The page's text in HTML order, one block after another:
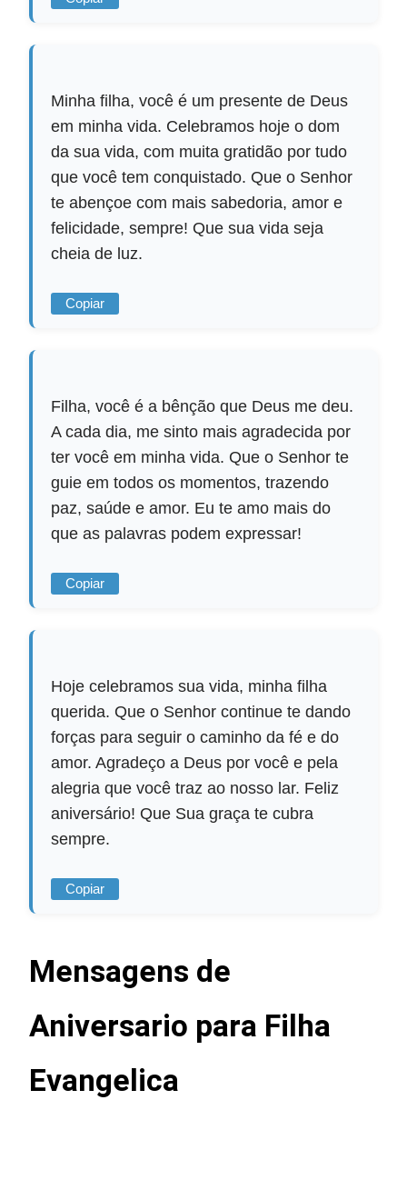
Minha filha, você é um presente de Deus
em minha vida. Celebramos hoje o dom
da sua vida, com muita gratidão por tudo
que você tem conquistado. Que o Senhor
te abençoe com mais sabedoria, amor e
felicidade, sempre! Que sua vida seja
cheia de luz.
Copiar
Filha, você é a bênção que Deus me deu.
A cada dia, me sinto mais agradecida por
ter você em minha vida. Que o Senhor te
guie em todos os momentos, trazendo
paz, saúde e amor. Eu te amo mais do
que as palavras podem expressar!
Copiar
Hoje celebramos sua vida, minha filha
querida. Que o Senhor continue te dando
forças para seguir o caminho da fé e do
amor. Agradeço a Deus por você e pela
alegria que você traz ao nosso lar. Feliz
aniversário! Que Sua graça te cubra
sempre.
Copiar
Mensagens de
Aniversario para Filha
Evangelica